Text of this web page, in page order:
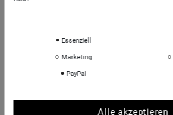
Sportkopf Hamburg
Rücksendungen FAQ
Essenziell
Marketing
PayPal
Alle akzeptieren